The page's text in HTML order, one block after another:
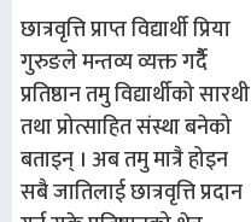
छात्रवृत्ति प्राप्त विद्यार्थी प्रिया
गुरुङले मन्तव्य व्यक्त गर्दैै
प्रतिष्ठान तमु विद्यार्थीको सारथी
तथा प्रोत्साहित संस्था बनेको
बताइन् । अब तमु मात्रै होइन
सबै जातिलाई छात्रवृत्ति प्रदान